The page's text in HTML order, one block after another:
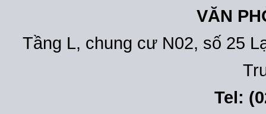
VĂN
Tầng L, chung cư N02, số 25
Tel: